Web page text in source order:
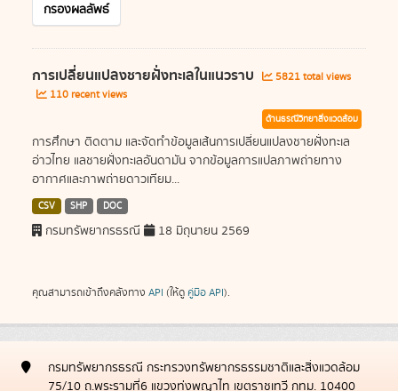
กรองผลลัพธ์
การเปลี่ยนแปลงชายฝั่งทะเลในแนวราบ
5821 total views
110 recent views
ด้านธรณีวิทยาสิ่งแวดล้อม
การศึกษา ติดตาม และจัดทำข้อมูลเส้นการเปลี่ยนแปลงชายฝั่งทะเล
อ่าวไทย แลชายฝั่งทะเลอันดามัน จากข้อมูลการแปลภาพถ่ายทาง
อากาศและภาพถ่ายดาวเทียม...
CSV SHP DOC
กรมทรัพยากรธรณี 18 มิถุนายน 2569
คุณสามารถเข้าถึงคลังทาง API (ให้ดู คู่มือ API).
กรมทรัพยากรธรณี กระทรวงทรัพยากรธรรมชาติและสิ่งแวดล้อม
75/10 ถ.พระรามที่6 แขวงทุ่งพญาไท เขตราชเทวี กทม. 10400